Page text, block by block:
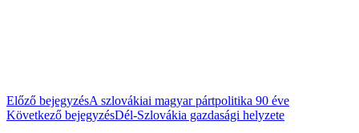
Előző bejegyzésA szlovákiai magyar pártpolitika 90 éve
Következő bejegyzésDél-Szlovákia gazdasági helyzete